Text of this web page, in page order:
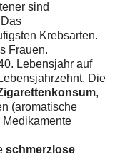
sind
Krebsarten.
Frauen.
Lebensjahr auf
Die
,
(aromatische
Medikamente
schmerzlose